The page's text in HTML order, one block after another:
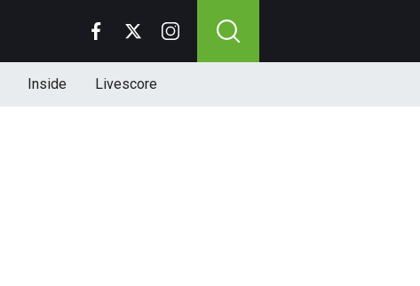
Inside Livescore